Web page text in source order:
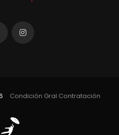
Condición Gral Contratación